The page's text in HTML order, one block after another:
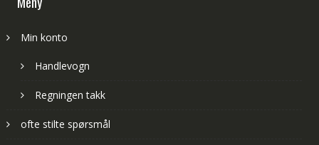
Min konto
Handlevogn
Regningen takk
ofte stilte spørsmål